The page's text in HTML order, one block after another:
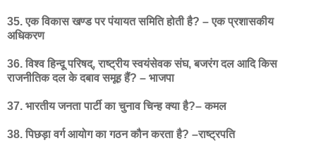
35. एक विकास खण्ड पर पंयायत समिति होती है? – एक प्रशासकीय
अधिकरण
36. विश्व हिन्दू परिषद्, राष्ट्रीय स्वयंसेवक संघ, बजरंग दल आदि किस
राजनीतिक दल के दबाव समूह हैं? – भाजपा
37. भारतीय जनता पार्टी का चुनाव चिन्ह क्या है?– कमल
38. पिछड़ा वर्ग आयोग का गठन कौन करता है? –राष्ट्रपति